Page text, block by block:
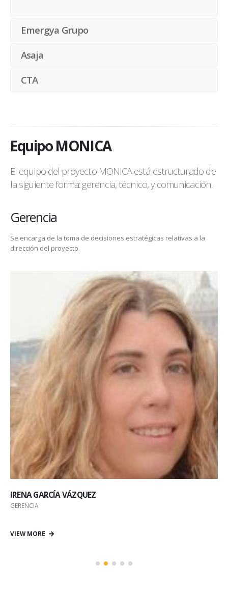
Emergya Grupo
Asaja
CTA
Equipo MONICA
El equipo del proyecto MONICA está estructurado de
la siguiente forma: gerencia, técnico, y comunicación.
Gerencia
Se encarga de la toma de decisiones estratégicas relativas a la
dirección del proyecto.
IRENA GARCÍA VÁZQUEZ
GERENCIA
VIEW MORE